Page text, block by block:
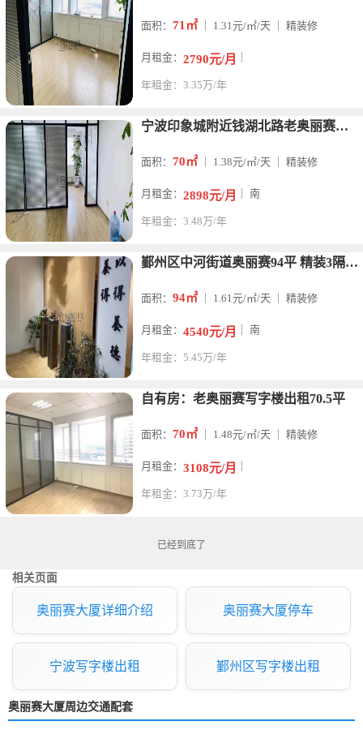
面积： 71㎡｜ 1.31元/㎡/天 ｜ 精装修
月租金： 2790元/月
年租金：3.35万/年
宁波印象城附近钱湖北路老奥丽赛大厦小面积出租带小仓库一间
面积： 70㎡｜ 1.38元/㎡/天 ｜ 精装修
月租金： 2898元/月 ｜ 南
年租金：3.48万/年
鄞州区中河街道奥丽赛94平 精装3隔间 朝南 户型方正
面积： 94㎡｜ 1.61元/㎡/天 ｜ 精装修
月租金： 4540元/月 ｜ 南
年租金：5.45万/年
自有房：老奥丽赛写字楼出租70.5平
面积： 70㎡｜ 1.48元/㎡/天 ｜ 精装修
月租金： 3108元/月
年租金：3.73万/年
已经到底了
相关页面
奥丽赛大厦详细介绍 奥丽赛大厦停车
宁波写字楼出租 鄞州区写字楼出租
奥丽赛大厦周边交通配套